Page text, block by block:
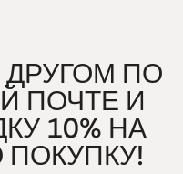
ПО
ПОЧТЕ И
10% НА